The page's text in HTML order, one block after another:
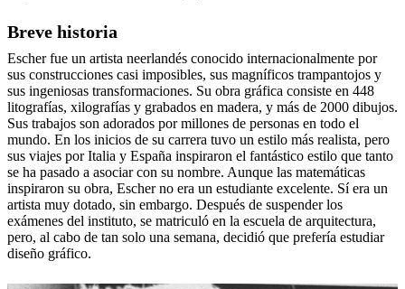
Breve historia
Escher fue un artista neerlandés conocido internacionalmente por
sus construcciones casi imposibles, sus magníficos trampantojos y
sus ingeniosas transformaciones. Su obra gráfica consiste en 448
litografías, xilografías y grabados en madera, y más de 2000 dibujos.
Sus trabajos son adorados por millones de personas en todo el
mundo. En los inicios de su carrera tuvo un estilo más realista, pero
sus viajes por Italia y España inspiraron el fantástico estilo que tanto
se ha pasado a asociar con su nombre. Aunque las matemáticas
inspiraron su obra, Escher no era un estudiante excelente. Sí era un
artista muy dotado, sin embargo. Después de suspender los
exámenes del instituto, se matriculó en la escuela de arquitectura,
pero, al cabo de tan solo una semana, decidió que prefería estudiar
diseño gráfico.